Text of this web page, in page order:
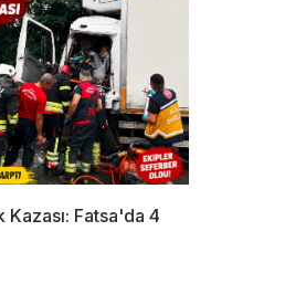
Fatsa'da 4